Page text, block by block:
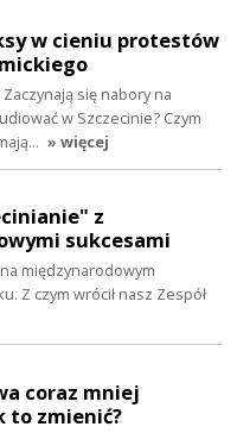
w cieniu protestów
się nabory na
w Szczecinie? Czym
» więcej
z
sukcesami
międzynarodowym
Z czym wrócił nasz Zespół
coraz mniej
to zmienić?